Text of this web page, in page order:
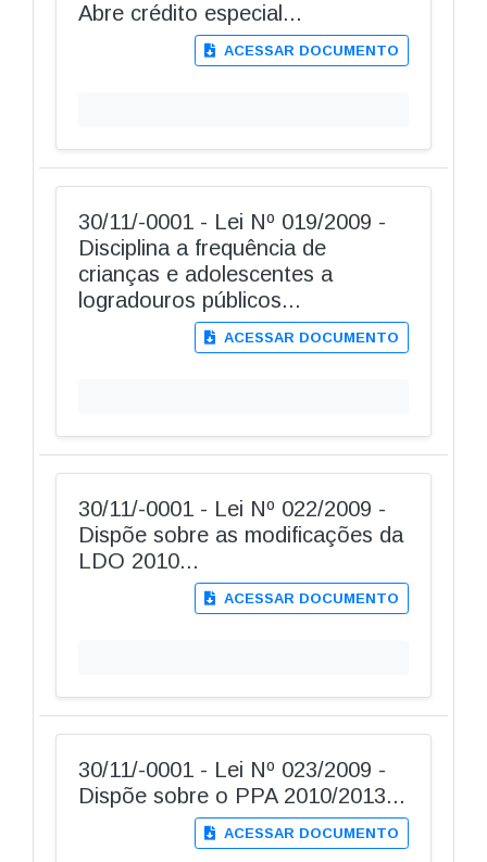
Abre crédito especial...
ACESSAR DOCUMENTO
30/11/-0001 - Lei Nº 019/2009 -
Disciplina a frequência de
crianças e adolescentes a
logradouros públicos...
ACESSAR DOCUMENTO
30/11/-0001 - Lei Nº 022/2009 -
Dispõe sobre as modificações da
LDO 2010...
ACESSAR DOCUMENTO
30/11/-0001 - Lei Nº 023/2009 -
Dispõe sobre o PPA 2010/2013...
ACESSAR DOCUMENTO